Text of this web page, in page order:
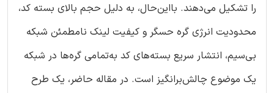
را تشکیل می‌دهند. بااین‌حال، به دلیل حجم بالای بسته کد،
محدودیت انرژی گره حسگر و کیفیت لینک نامطمئن شبکه
بی‌سیم، انتشار سریع بسته‌های کد به‌تمامی گره‌ها در شبکه
یک موضوع چالش‌برانگیز است. در مقاله حاضر، یک طرح